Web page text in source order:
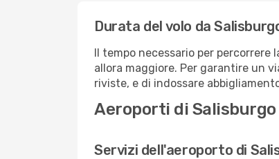
Durata del volo da
Il tempo necessario per percorrere
allora maggiore. Per garantire un
riviste, e di indossare
Aeroporti di Salisburgo
Servizi dell'aeroporto di